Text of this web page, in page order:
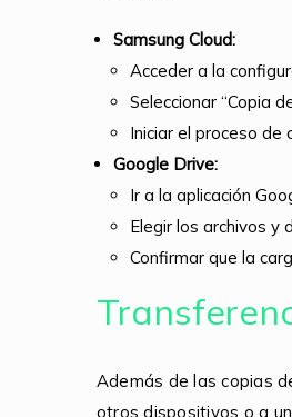
Samsung Cloud:
Acceder a la
Seleccionar “Copia
Iniciar el proceso de
Google Drive:
Ir a la aplicación
Elegir los archivos y
Confirmar que la
Además de las copias
otros dispositivos o a